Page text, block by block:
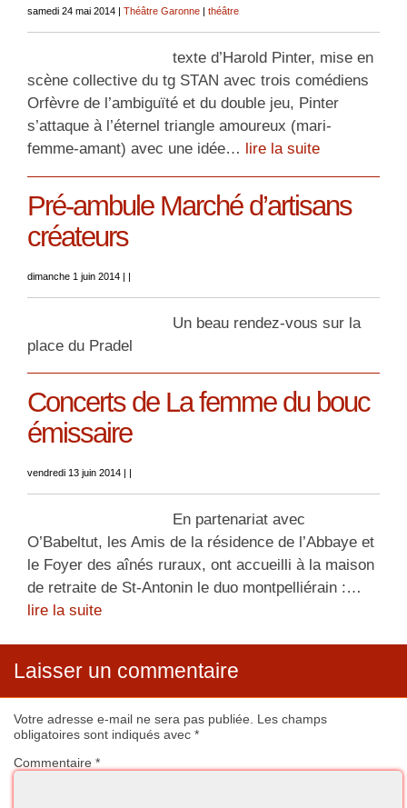
samedi 24 mai 2014 Théâtre Garonne théâtre
texte d’Harold Pinter, mise en
scène collective du tg STAN avec trois comédiens
Orfèvre de l’ambiguïté et du double jeu, Pinter
s’attaque à l’éternel triangle amoureux (mari-
femme-amant) avec une idée… lire la suite
Pré-ambule Marché d’artisans
créateurs
dimanche 1 juin 2014 | |
Un beau rendez-vous sur la
place du Pradel
Concerts de La femme du bouc
émissaire
vendredi 13 juin 2014 | |
En partenariat avec
O’Babeltut, les Amis de la résidence de l’Abbaye et
le Foyer des aînés ruraux, ont accueilli à la maison
de retraite de St-Antonin le duo montpelliérain :…
lire la suite
Laisser un commentaire
Votre adresse e-mail ne sera pas publiée.
Les champs
obligatoires sont indiqués avec *
Commentaire *